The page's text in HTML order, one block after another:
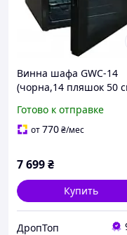
Винна шафа GWC-14
(чорна,14 пляшок 50
49,5х47х44см
холодильник для вина
Готово к отправке
от770₴/мес
7 699₴
Купить
ДропТоп